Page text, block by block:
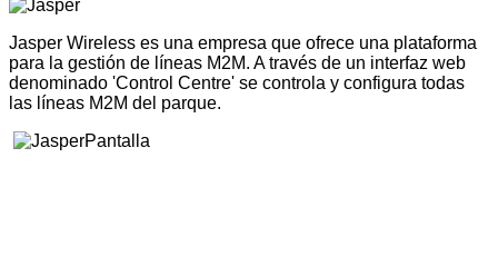
Jasper Wireless es una empresa que ofrece una plataforma
para la gestión de líneas M2M. A través de un interfaz web
denominado 'Control Centre' se controla y configura todas
las líneas M2M del parque.